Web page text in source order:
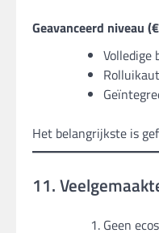
Geavanceerd niveau
Volledige
Het belangrijkste is
11.
Geen